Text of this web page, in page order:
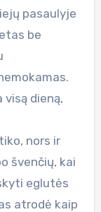
pasaulyje
be
dieną,
nors ir
švenčių, kai
eglutės
atrodė kaip